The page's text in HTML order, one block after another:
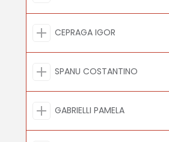
CEPRAGA IGOR
SPANU COSTANTINO
GABRIELLI PAMELA